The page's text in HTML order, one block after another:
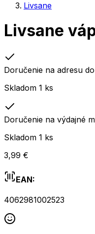
Livsane
Livsane
Doručenie na adresu
Skladom 1 ks
Doručenie na výdajné
Skladom 1 ks
3,99 €
EAN:
4062981002523